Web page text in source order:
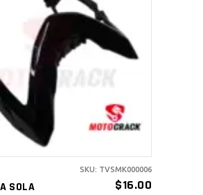
AL CARRITO
SOLA
$16.00
SKU: TVSMK000006